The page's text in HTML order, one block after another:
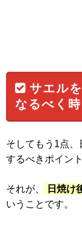
サエル
なるべく
そしてもう1点
するべきポイン
それが、 日焼け
いうことです。